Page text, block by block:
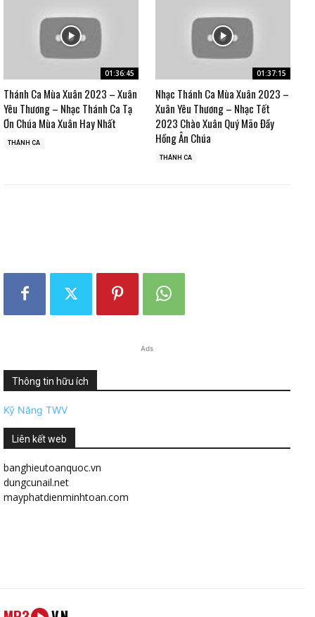
01:36:45
Thánh Ca Mùa Xuân 2023 – Xuân
Yêu Thương – Nhạc Thánh Ca Tạ
Ơn Chúa Mùa Xuân Hay Nhất
THÁNH CA
01:37:15
Nhạc Thánh Ca Mùa Xuân 2023 –
Xuân Yêu Thương – Nhạc Tết
2023 Chào Xuân Quý Mão Đầy
Hồng Ân Chúa
THÁNH CA
Ads
Thông tin hữu ích
Kỹ Năng TWV
Liên kết web
banghieutoanquoc.vn
dungcunail.net
mayphatdienminhtoan.com